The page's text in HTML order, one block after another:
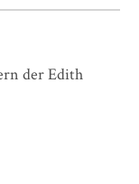
der Edith